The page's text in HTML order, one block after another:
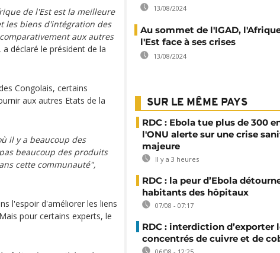
de l'Est est la meilleure
les biens d'intégration des
aux autres
a déclaré le président de la
Congolais, certains
aux autres Etats de la
il y a beaucoup des
beaucoup des produits
cette communauté",
l'espoir d'améliorer les liens
pour certains experts, le
13/08/2024
Au sommet de l'IGAD,
l'Est face à ses crises
13/08/2024
SUR LE MÊME PAYS
RDC : Ebola tue plus de 300
l'ONU alerte sur une crise
majeure
Il y a 3 heures
RDC : la peur d’Ebola
habitants des hôpitaux
07/08 - 07:17
RDC : interdiction d’exporter
concentrés de cuivre et de